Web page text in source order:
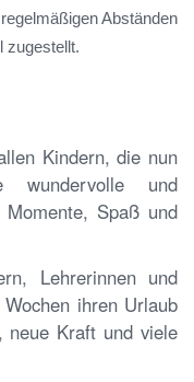
Abständen
zugestellt.
Kindern, die nun
und
Spaß und
Lehrerinnen und
ihren Urlaub
neue Kraft und viele